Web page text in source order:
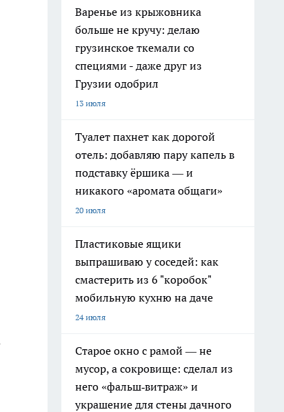
Варенье из крыжовника
больше не кручу: делаю
грузинское ткемали со
специями - даже друг из
Грузии одобрил
13 июля
Туалет пахнет как дорогой
отель: добавляю пару капель в
подставку ёршика — и
никакого «аромата общаги»
20 июля
Пластиковые ящики
выпрашиваю у соседей: как
смастерить из 6 "коробок"
мобильную кухню на даче
24 июля
Старое окно с рамой — не
мусор, а сокровище: сделал из
него «фальш‑витраж» и
украшение для стены дачного